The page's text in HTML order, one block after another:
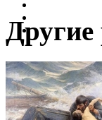
Другие